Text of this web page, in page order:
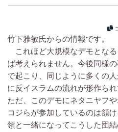
竹下雅敏氏からの情報です。
これほど大規模なデモとな
ば考えられません。今後同様
で起こり、同じように多くの
に反イスラムの流れが形作ら
ただ、このデモにネタニヤフ
コジらが参加しているのは頷
領と一緒になってこうした団